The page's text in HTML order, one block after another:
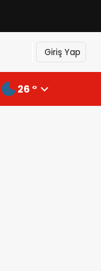
Giriş Yap
26 °